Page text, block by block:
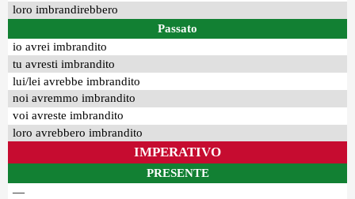
loro imbrandirebbero
Passato
io avrei imbrandito
tu avresti imbrandito
lui/lei avrebbe imbrandito
noi avremmo imbrandito
voi avreste imbrandito
loro avrebbero imbrandito
IMPERATIVO
PRESENTE
—